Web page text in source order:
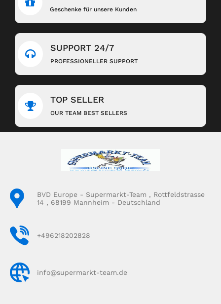
Geschenke für unsere Kunden
SUPPORT 24/7
PROFESSIONELLER SUPPORT
TOP SELLER
OUR TEAM BEST SELLERS
BVD Europe - Supermarkt-Team , Rottfeldstrasse
14 , 68199 Mannheim - Deutschland
+496218202828
info@supermarkt-team.de